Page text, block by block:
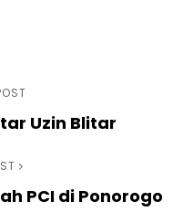
Uzin Blitar
PCI di Ponorogo